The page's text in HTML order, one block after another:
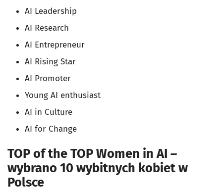
AI Leadership
AI Research
AI Entrepreneur
AI Rising Star
AI Promoter
Young AI enthusiast
AI in Culture
AI for Change
TOP of the TOP Women in AI –
wybrano 10 wybitnych kobiet w
Polsce